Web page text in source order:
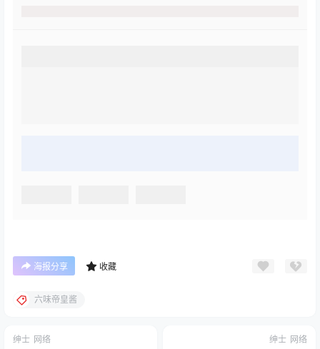
海报分享 收藏
六味帝皇酱
绅士 网络 绅士 网络